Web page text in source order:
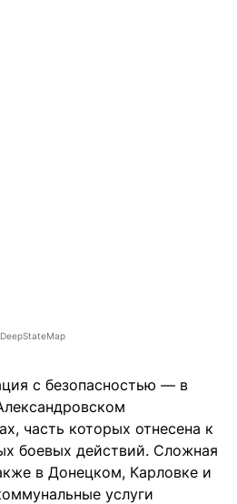
с безопасностью — в
часть которых отнесена к
боевых действий. Сложная
в Донецком, Карловке и
услуги